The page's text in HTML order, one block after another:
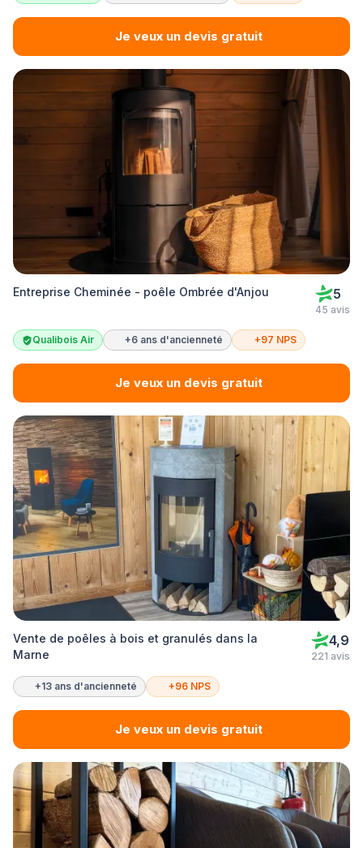
Je veux un devis gratuit
Entreprise Cheminée - poêle Ombrée d'Anjou 5
45 avis
Qualibois Air +6 ans d'ancienneté +97 NPS
Je veux un devis gratuit
Vente de poêles à bois et granulés dans la
Marne
4,9
221 avis
+13 ans d'ancienneté +96 NPS
Je veux un devis gratuit